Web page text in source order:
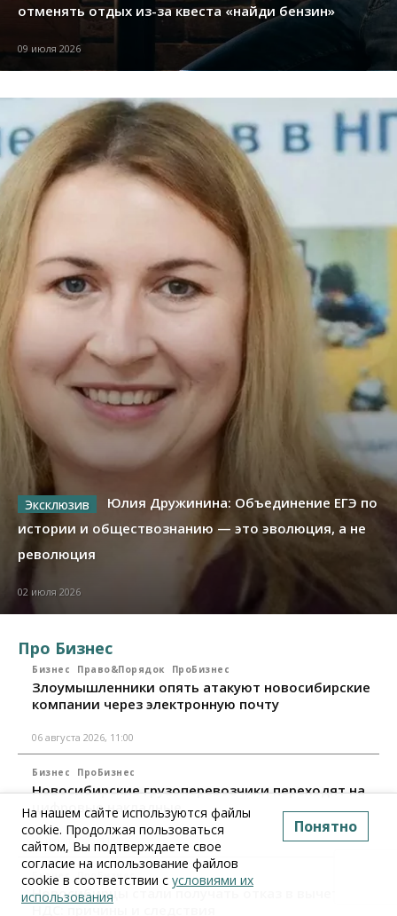
отменять отдых из-за квеста «найди бензин»
09 июля 2026
Юлия Дружинина: Объединение ЕГЭ по
истории и обществознанию — это эволюция, а не
революция
02 июля 2026
Про Бизнес
Бизнес Право&Порядок ПроБизнес
Злоумышленники опять атакуют новосибирские
компании через электронную почту
06 августа 2026, 11:00
Бизнес ПроБизнес
Новосибирские грузоперевозчики переходят на
цифровые накладные
28 июля 2026, 11:00
Бизнес ПроБизнес
Новосибирцы стали получать отказ в вычете по
На нашем сайте используются файлы
cookie. Продолжая пользоваться
сайтом, Вы подтверждаете свое
согласие на использование файлов
cookie в соответствии с условиями их
использования
Понятно